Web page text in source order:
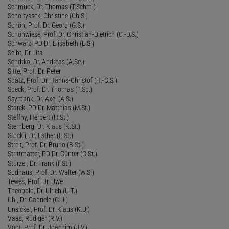
Schmuck, Dr. Thomas (T.Schm.)
Scholtyssek, Christine (Ch.S.)
Schön, Prof. Dr. Georg (G.S.)
Schönwiese, Prof. Dr. Christian-Dietrich (C.-D.S.)
Schwarz, PD Dr. Elisabeth (E.S.)
Seibt, Dr. Uta
Sendtko, Dr. Andreas (A.Se.)
Sitte, Prof. Dr. Peter
Spatz, Prof. Dr. Hanns-Christof (H.-C.S.)
Speck, Prof. Dr. Thomas (T.Sp.)
Ssymank, Dr. Axel (A.S.)
Starck, PD Dr. Matthias (M.St.)
Steffny, Herbert (H.St.)
Sternberg, Dr. Klaus (K.St.)
Stöckli, Dr. Esther (E.St.)
Streit, Prof. Dr. Bruno (B.St.)
Strittmatter, PD Dr. Günter (G.St.)
Stürzel, Dr. Frank (F.St.)
Sudhaus, Prof. Dr. Walter (W.S.)
Tewes, Prof. Dr. Uwe
Theopold, Dr. Ulrich (U.T.)
Uhl, Dr. Gabriele (G.U.)
Unsicker, Prof. Dr. Klaus (K.U.)
Vaas, Rüdiger (R.V.)
Vogt, Prof. Dr. Joachim (J.V.)